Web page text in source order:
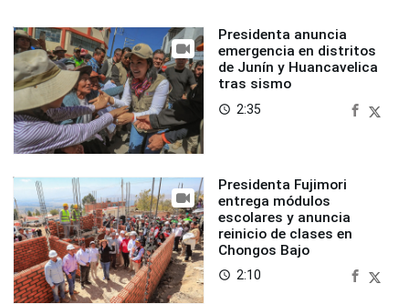
Presidenta anuncia
emergencia en distritos
de Junín y Huancavelica
tras sismo
access_time 2:35
Presidenta Fujimori
entrega módulos
escolares y anuncia
reinicio de clases en
Chongos Bajo
access_time 2:10